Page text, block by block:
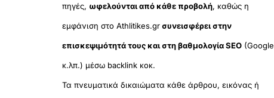
πηγές, ωφελούνται από κάθε προβολή, καθώς η
εμφάνιση στο Athlitikes.grσυνεισφέρει στην
επισκεψιμότητά τους και στη βαθμολογία SEO(Google
κ.λπ.) μέσω backlink κοκ.
Τα πνευματικά δικαιώματα κάθε άρθρου, εικόνας ή